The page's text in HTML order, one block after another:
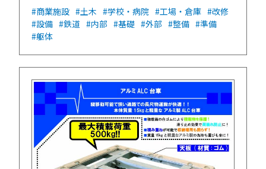
#商業施設 #土木 #学校・病院 #工場・倉庫 #改修
#設備 #鉄道 #内部 #基礎 #外部 #整備 #準備
#躯体